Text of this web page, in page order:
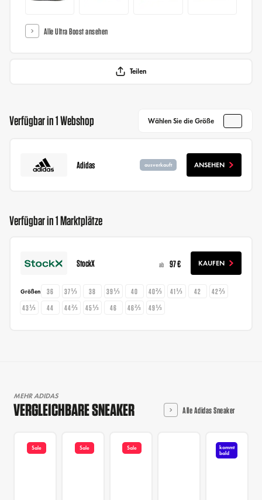
Alle Ultra Boost ansehen
Teilen
Verfügbar in 1 Webshop Wählen Sie die Größe
Adidas ausverkauft ANSEHEN
Verfügbar in 1 Marktplätze
StockX ab 97 € KAUFEN
Größen 36 37⅓ 38 39⅓ 40 40⅔ 41⅓ 42
42⅔
43⅓
44 44⅔ 45⅓ 46 46⅔ 49⅓
MEHR ADIDAS
VERGLEICHBARE SNEAKER Alle Adidas Sneaker
Sale Sale Sale
kommt
bald